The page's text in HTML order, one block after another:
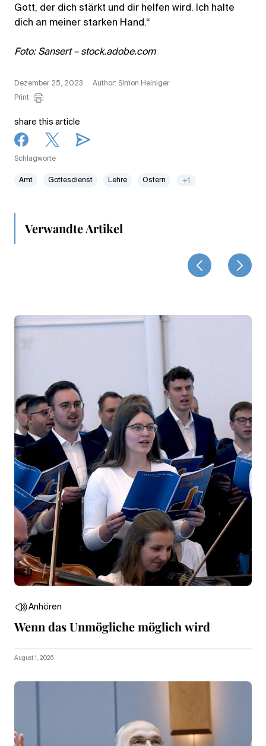
Gott, der dich stärkt und dir helfen wird. Ich halte
dich an meiner starken Hand.“
Foto: Sansert – stock.adobe.com
Dezember 25, 2023
Author: Simon Heiniger
Print
share this article
Schlagworte
Amt Gottesdienst Lehre Ostern +1
Verwandte Artikel
Anhören
Wenn das Unmögliche möglich wird
August 1, 2026